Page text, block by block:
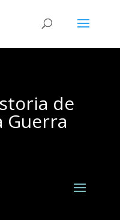
de
Guerra